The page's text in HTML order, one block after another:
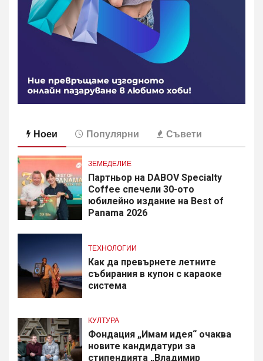
Ноеи Популярни Съвети
ЗЕМЕДЕЛИЕ
Партньор на DABOV Specialty
Coffee спечели 30-ото
юбилейно издание на Best of
Panama 2026
ТЕХНОЛОГИИ
Как да превърнете летните
събирания в купон с караоке
система
КУЛТУРА
Фондация „Имам идея“ очаква
новите кандидатури за
стипендията „Владимир